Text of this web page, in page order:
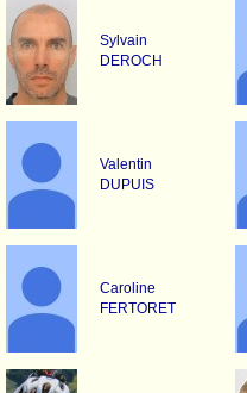
Sylvain
DEROCH
Valentin
DUPUIS
Caroline
FERTORET